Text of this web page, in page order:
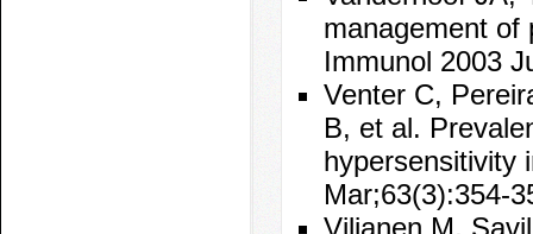
management of
Immunol 2003
Venter C,
B, et al.
hypersensitivity
Mar;63(3):354-